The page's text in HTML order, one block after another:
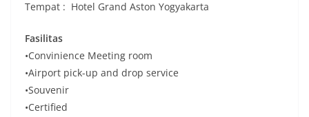
Tempat : Hotel Grand Aston Yogyakarta
Fasilitas
•Convinience Meeting room
•Airport pick-up and drop service
•Souvenir
•Certified